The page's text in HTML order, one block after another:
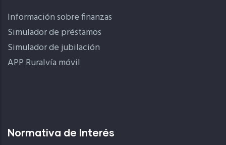
Información sobre finanzas
Simulador de préstamos
Simulador de jubilación
APP Ruralvía móvil
Normativa de Interés